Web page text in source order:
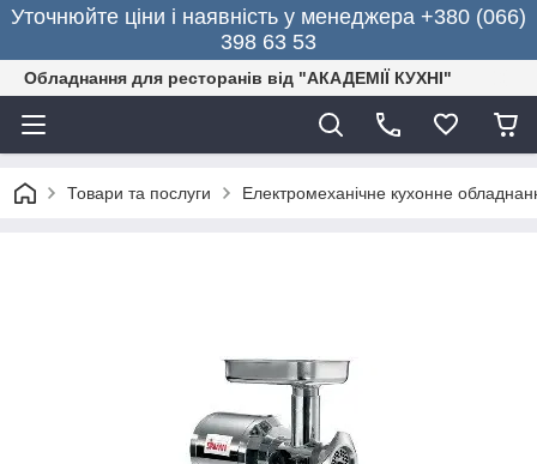
Уточнюйте ціни і наявність у менеджера +380 (066)
398 63 53
Обладнання для ресторанів від "АКАДЕМІЇ КУХНІ"
Товари та послуги Електромеханічне кухонне